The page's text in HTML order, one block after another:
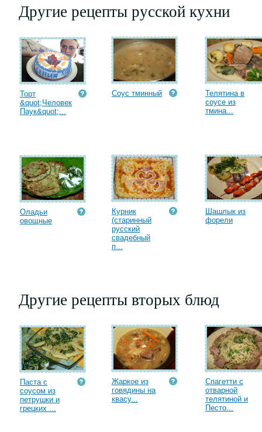
Другие рецепты русской кухни
Торт
&quot;Человек
Паук&quot;...
Соус тминный
Телятина в
соусе из
тмина...
Оладьи
овощные
Курник
(старинный
русский
свадебный
п...
Шашлык из
форели
Другие рецепты вторых блюд
Паста с
соусом из
петрушки и
грецких ...
Жаркое из
говядины на
квасу...
Спагетти с
отварной
телятиной и
Песто...